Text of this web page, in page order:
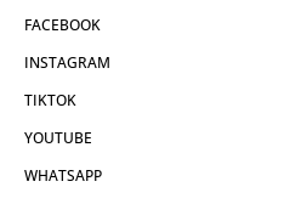
FACEBOOK
INSTAGRAM
TIKTOK
YOUTUBE
WHATSAPP